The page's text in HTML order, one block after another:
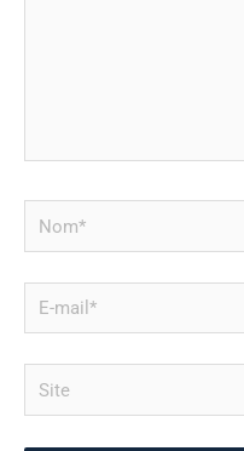
Nom*
mail*
Site